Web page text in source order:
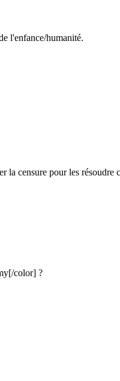
l'enfance/humanité.
la censure pour les résoudre
[/color] ?